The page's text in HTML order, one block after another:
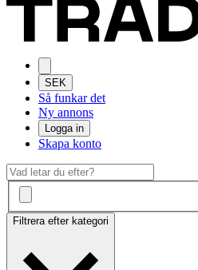
SEK
Så funkar det
Ny annons
Logga in
Skapa konto
Filtrera efter kategori